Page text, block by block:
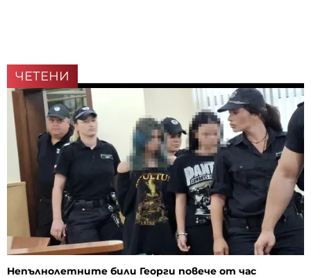
ЧЕТЕНИ
Непълнолетните били Георги повече от час